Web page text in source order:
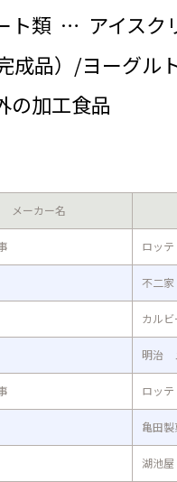
ト類 … アイスク
成品）/ヨーグル
加工食品
メーカー名
ロッ
不二
カル
明治
ロッ
亀田
湖池